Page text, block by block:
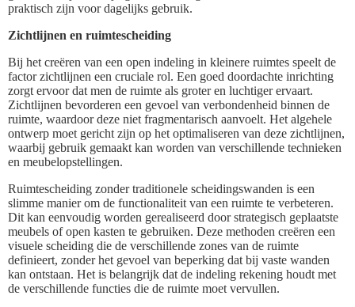
praktisch zijn voor dagelijks gebruik.
Zichtlijnen en ruimtescheiding
Bij het creëren van een open indeling in kleinere ruimtes speelt de
factor zichtlijnen een cruciale rol. Een goed doordachte inrichting
zorgt ervoor dat men de ruimte als groter en luchtiger ervaart.
Zichtlijnen bevorderen een gevoel van verbondenheid binnen de
ruimte, waardoor deze niet fragmentarisch aanvoelt. Het algehele
ontwerp moet gericht zijn op het optimaliseren van deze zichtlijnen,
waarbij gebruik gemaakt kan worden van verschillende technieken
en meubelopstellingen.
Ruimtescheiding zonder traditionele scheidingswanden is een
slimme manier om de functionaliteit van een ruimte te verbeteren.
Dit kan eenvoudig worden gerealiseerd door strategisch geplaatste
meubels of open kasten te gebruiken. Deze methoden creëren een
visuele scheiding die de verschillende zones van de ruimte
definieert, zonder het gevoel van beperking dat bij vaste wanden
kan ontstaan. Het is belangrijk dat de indeling rekening houdt met
de verschillende functies die de ruimte moet vervullen.